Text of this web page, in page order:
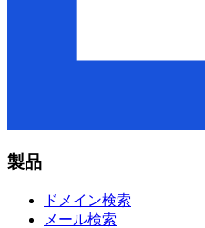
製品
ドメイン検索
メール検索